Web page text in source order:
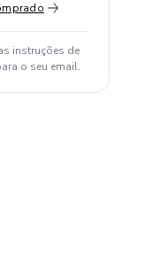
instruções de
o seu email.